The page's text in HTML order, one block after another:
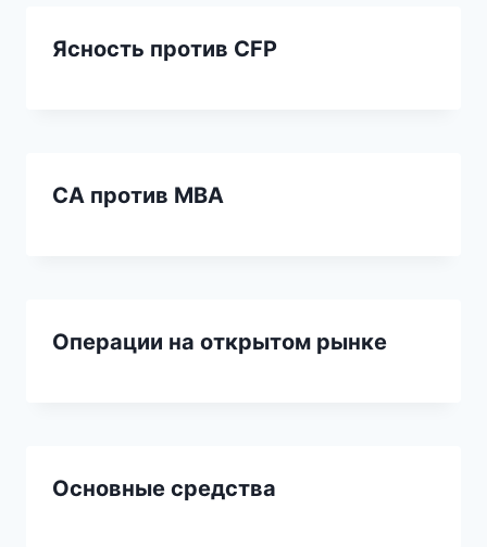
Ясность против CFP
CA против MBA
Операции на открытом рынке
Основные средства